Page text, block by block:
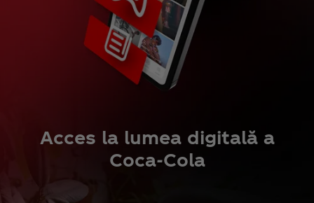
Acces la lumea digitală a
Coca‑Cola